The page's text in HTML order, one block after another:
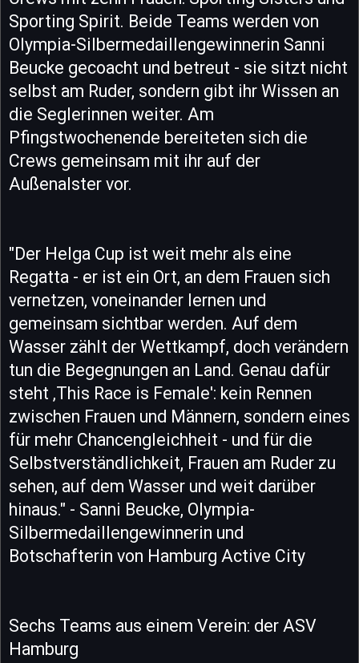
Sporting Spirit. Beide Teams werden von
Olympia-Silbermedaillengewinnerin Sanni
Beucke gecoacht und betreut - sie sitzt nicht
selbst am Ruder, sondern gibt ihr Wissen an
die Seglerinnen weiter. Am
Pfingstwochenende bereiteten sich die
Crews gemeinsam mit ihr auf der
Außenalster vor.
"Der Helga Cup ist weit mehr als eine
Regatta - er ist ein Ort, an dem Frauen sich
vernetzen, voneinander lernen und
gemeinsam sichtbar werden. Auf dem
Wasser zählt der Wettkampf, doch verändern
tun die Begegnungen an Land. Genau dafür
steht ‚This Race is Female': kein Rennen
zwischen Frauen und Männern, sondern eines
für mehr Chancengleichheit - und für die
Selbstverständlichkeit, Frauen am Ruder zu
sehen, auf dem Wasser und weit darüber
hinaus." - Sanni Beucke, Olympia-
Silbermedaillengewinnerin und
Botschafterin von Hamburg Active City
Sechs Teams aus einem Verein: der ASV
Hamburg